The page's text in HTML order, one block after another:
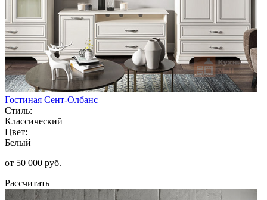
Гостиная Сент-Олбанс
Стиль:
Классический
Цвет:
Белый
от 50 000 руб.
Рассчитать